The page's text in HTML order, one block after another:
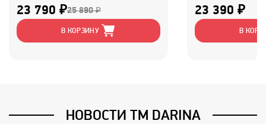
23 790 ₽25 890 ₽
В КОРЗИНУ
23 390 ₽
В
НОВОСТИ TM DARINA